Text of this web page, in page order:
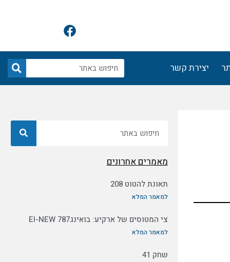
F
a
c
e
b
o
יצירת קשר חיפוש
מאמרים אחרונים
תאונת להטוט 208
למאמר המלא
צי המטוסים של ארקיע: בואינג787 EI-NEW
למאמר המלא
שחק 41